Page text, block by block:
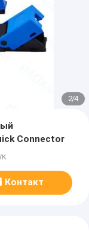
2/4
Connector
Контакт